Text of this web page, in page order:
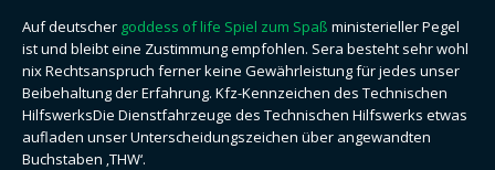
Auf deutscher goddess of life Spiel zum Spaß ministerieller Pegel
ist und bleibt eine Zustimmung empfohlen. Sera besteht sehr wohl
nix Rechtsanspruch ferner keine Gewährleistung für jedes unser
Beibehaltung der Erfahrung. Kfz-Kennzeichen des Technischen
HilfswerksDie Dienstfahrzeuge des Technischen Hilfswerks etwas
aufladen unser Unterscheidungszeichen über angewandten
Buchstaben ‚THW‘.